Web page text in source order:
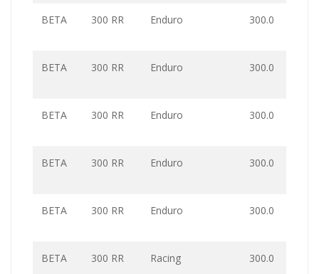
BETA 300 RR Enduro 300.0
BETA 300 RR Enduro 300.0
BETA 300 RR Enduro 300.0
BETA 300 RR Enduro 300.0
BETA 300 RR Enduro 300.0
BETA 300 RR Racing 300.0